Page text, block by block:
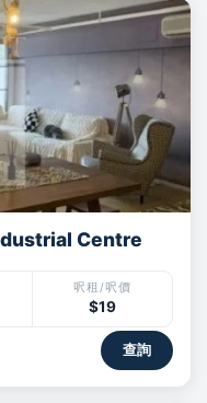
Centre
呎租/呎價
$19
查詢